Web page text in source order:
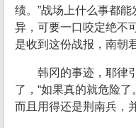
绩。”战场上什么事都
异，可要一口咬定绝不
是收到这份战报，南朝
韩冈的事迹，耶律
了，“如果真的就危险
而且用得还是荆南兵，